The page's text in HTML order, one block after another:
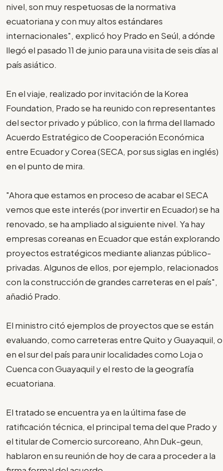
nivel, son muy respetuosas de la normativa
ecuatoriana y con muy altos estándares
internacionales", explicó hoy Prado en Seúl, a dónde
llegó el pasado 11 de junio para una visita de seis días al
país asiático.
En el viaje, realizado por invitación de la Korea
Foundation, Prado se ha reunido con representantes
del sector privado y público, con la firma del llamado
Acuerdo Estratégico de Cooperación Económica
entre Ecuador y Corea (SECA, por sus siglas en inglés)
en el punto de mira.
"Ahora que estamos en proceso de acabar el SECA
vemos que este interés (por invertir en Ecuador) se ha
renovado, se ha ampliado al siguiente nivel. Ya hay
empresas coreanas en Ecuador que están explorando
proyectos estratégicos mediante alianzas público-
privadas. Algunos de ellos, por ejemplo, relacionados
con la construcción de grandes carreteras en el país",
añadió Prado.
El ministro citó ejemplos de proyectos que se están
evaluando, como carreteras entre Quito y Guayaquil, o
en el sur del país para unir localidades como Loja o
Cuenca con Guayaquil y el resto de la geografía
ecuatoriana.
El tratado se encuentra ya en la última fase de
ratificación técnica, el principal tema del que Prado y
el titular de Comercio surcoreano, Ahn Duk-geun,
hablaron en su reunión de hoy de cara a proceder a la